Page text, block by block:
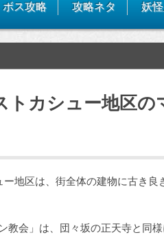
ボス攻略 攻略ネタ 妖
トカシュー地区の
地区は、街全体の建物に古き良
教会」は、団々坂の正天寺と同